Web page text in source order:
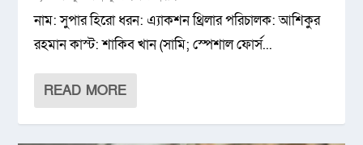
নাম: সুপার হিরো ধরন: এ্যাকশন থ্রিলার পরিচালক: আশিকুর
রহমান কাস্ট: শাকিব খান (সামি; স্পেশাল ফোর্স...
READ MORE